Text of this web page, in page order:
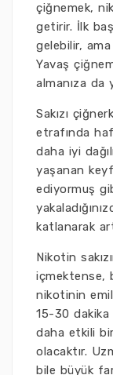
çiğnemek,
getirir. İlk
gelebilir, ama
Yavaş
almanıza da
Sakızı
etrafında
daha iyi
yaşanan
ediyormuş
katlanarak
Nikotin
içmektense,
nikotinin
15-30
daha etkili bir
olacaktır.
bile büyük